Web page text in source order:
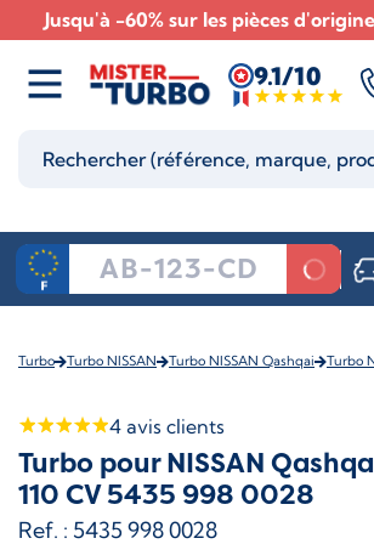
Jusqu'à -60% sur les pièces
9.1/10
Turbo Turbo NISSAN Turbo NISSAN Qashqai Turbo
4 avis clients
Turbo pour NISSAN
110 CV 5435 998 0028
Ref. : 5435 998 0028